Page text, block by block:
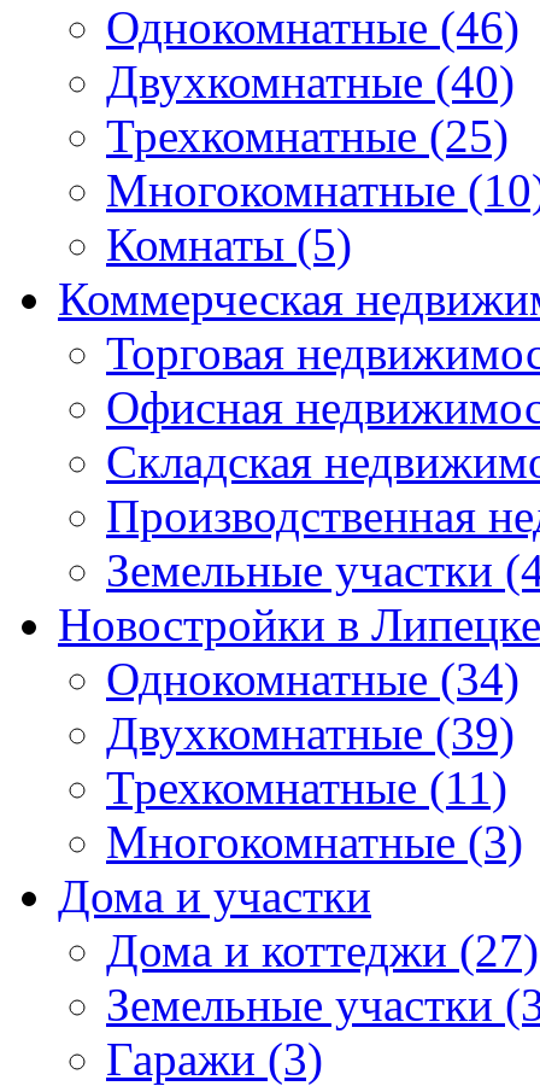
Однокомнатные (46)
Двухкомнатные (40)
Трехкомнатные (25)
Многокомнатные
Комнаты (5)
Коммерческая
Торговая
Офисная
Складская
Производственная
Земельные участки
Новостройки в Липецке
Однокомнатные (34)
Двухкомнатные (39)
Трехкомнатные (11)
Многокомнатные (3)
Дома и участки
Дома и коттеджи (27)
Земельные участки
Гаражи (3)